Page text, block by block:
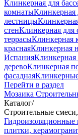
Клинкерная для
комнатыКлинкерная
лестницы
стенКлинкерная для
террасыКлинкерная
краснаяКлинкерная
Испания
деревоКлинкерная
фасадная
Перейти в раздел
Мозаика
Каталог/
Строительные
Гидроизоляционные
плитки,